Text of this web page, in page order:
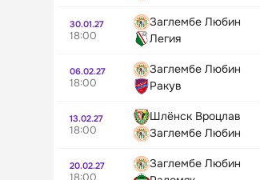
30.01.27
18:00
Заглембе Любин
Легия
06.02.27
18:00
Заглембе Любин
Ракув
13.02.27
18:00
Шлёнск Вроцлав
Заглембе Любин
20.02.27
18:00
Заглембе Любин